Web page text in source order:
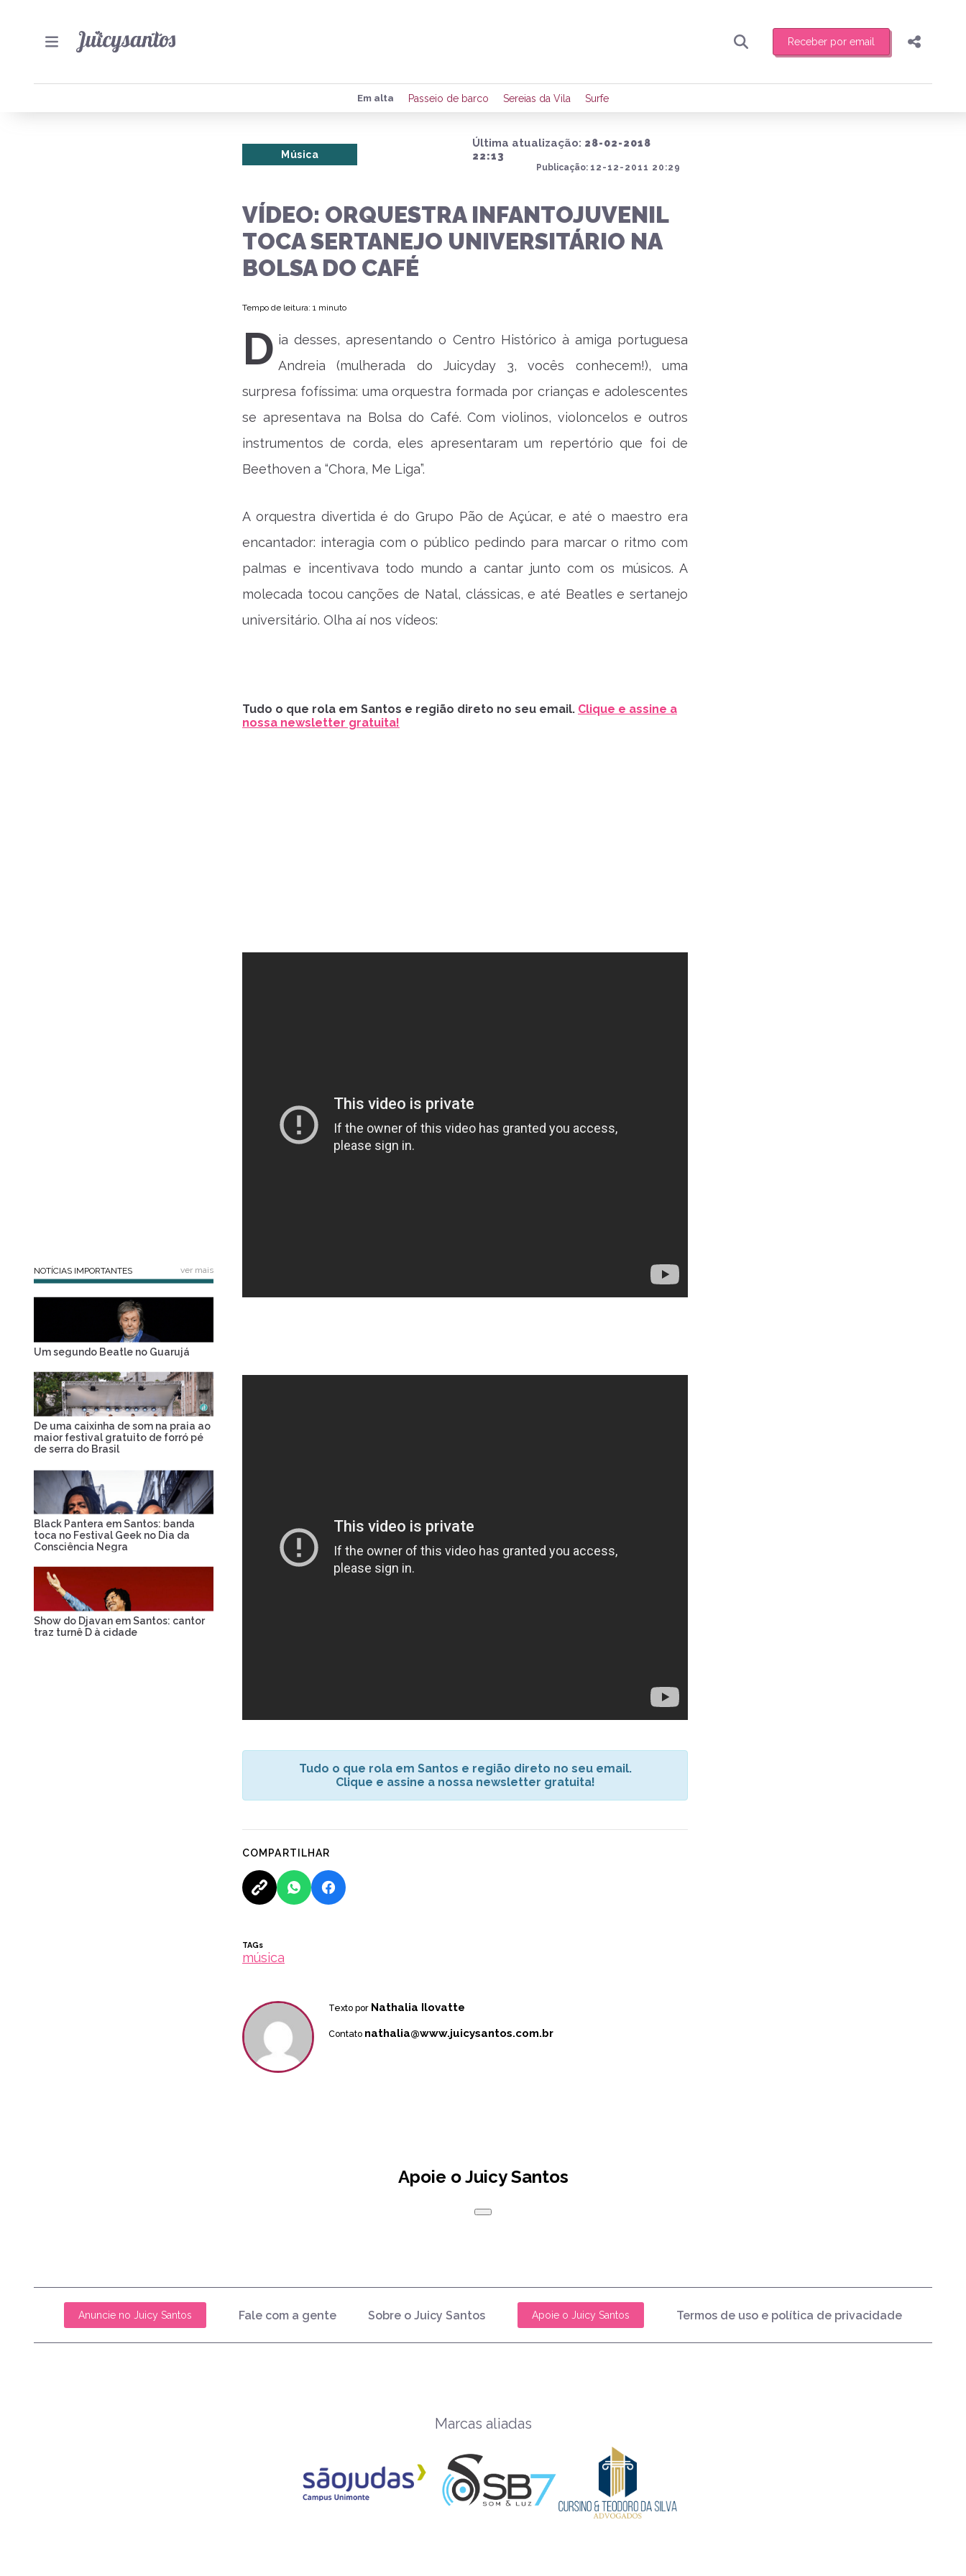
Receber por email
Preencha seus dados para receber toda sexta-feira de manhã o resumo
de eventos e notícias da região.
Compartilhar
Em alta Passeio de barco Sereias da Vila Surfe
Última atualização: 28-02-2018
22:13
Publicação: 12-12-2011 20:29
Música
VÍDEO: ORQUESTRA INFANTOJUVENIL
TOCA SERTANEJO UNIVERSITÁRIO NA
BOLSA DO CAFÉ
Tempo de leitura: 1 minuto
D ia desses, apresentando o Centro Histórico à amiga portuguesa
Andreia (mulherada do Juicyday 3, vocês conhecem!), uma
surpresa fofíssima: uma orquestra formada por crianças e adolescentes
se apresentava na Bolsa do Café. Com violinos, violoncelos e outros
instrumentos de corda, eles apresentaram um repertório que foi de
Beethoven a “Chora, Me Liga”.
A orquestra divertida é do Grupo Pão de Açúcar, e até o maestro era
encantador: interagia com o público pedindo para marcar o ritmo com
palmas e incentivava todo mundo a cantar junto com os músicos. A
molecada tocou canções de Natal, clássicas, e até Beatles e sertanejo
universitário. Olha aí nos vídeos:
Tudo o que rola em Santos e região direto no seu email. Clique e assine a
nossa newsletter gratuita!
Tudo o que rola em Santos e região direto no seu email.
Clique e assine a nossa newsletter gratuita!
COMPARTILHAR
TAGs
música
Texto por Nathalia Ilovatte
Contato nathalia@www.juicysantos.com.br
NOTÍCIAS IMPORTANTES ver mais
Um segundo Beatle no Guarujá
De uma caixinha de som na praia ao
maior festival gratuito de forró pé
de serra do Brasil
Black Pantera em Santos: banda
toca no Festival Geek no Dia da
Consciência Negra
Show do Djavan em Santos: cantor
traz turnê D à cidade
Apoie o Juicy Santos
Anuncie no Juicy Santos Fale com a gente Sobre o Juicy Santos Apoie o Juicy Santos Termos de uso e política de privacidade
Marcas aliadas